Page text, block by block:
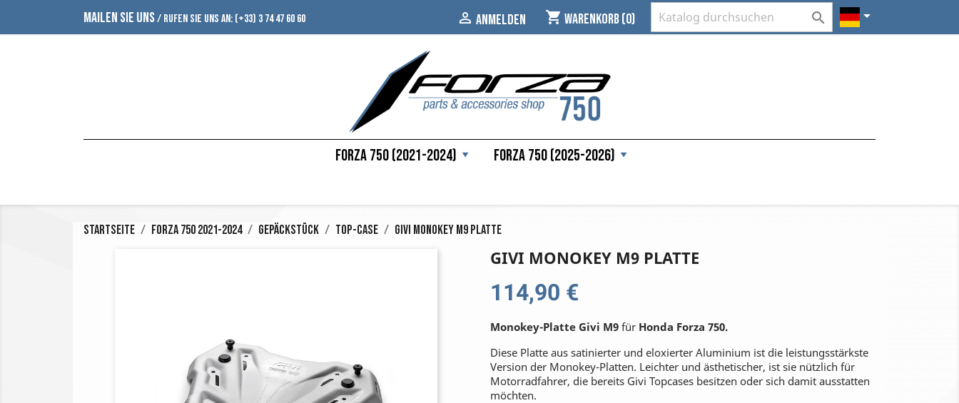
MAILEN SIE UNS/ RUFEN SIE UNS AN: (+33) 3 74 47 60 60  ANMELDEN shopping_cart Warenkorb(0)  
Forza 750 (2021-2024) Forza 750 (2025-2026)
Startseite Forza 750 2021-2024 Gepäckstück Top-Case Givi Monokey M9 Platte
GIVI MONOKEY M9 PLATTE
114,90 €
Monokey-Platte Givi M9 für Honda Forza 750.
Diese Platte aus satinierter und eloxierter Aluminium ist die leistungsstärkste
Version der Monokey-Platten. Leichter und ästhetischer, ist sie nützlich für
Motorradfahrer, die bereits Givi Topcases besitzen oder sich damit ausstatten
möchten.